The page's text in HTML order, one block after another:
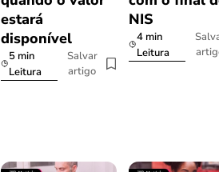
estará
disponível
5 min
Leitura
Salvar
artigo
NIS
4 min
Leitura